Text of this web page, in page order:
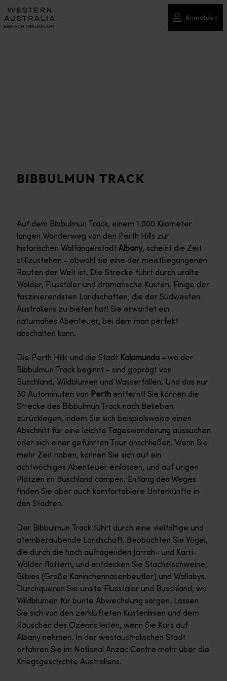
Anmelden
BIBBULMUN TRACK
Auf dem Bibbulmun Track, einem 1.000 Kilometer
langen Wanderweg von den Perth Hills zur
historischen Walfängerstadt Albany, scheint die Zeit
stillzustehen - obwohl sie eine der meistbegangenen
Routen der Welt ist. Die Strecke führt durch uralte
Wälder, Flusstäler und dramatische Küsten. Einige der
faszinierendsten Landschaften, die der Südwesten
Australiens zu bieten hat! Sie erwartet ein
naturnahes Abenteuer, bei dem man perfekt
abschalten kann.
Die Perth Hills und die Stadt Kalamunda- wo der
Bibbulmun Track beginnt - sind geprägt von
Buschland, Wildblumen und Wasserfällen. Und das nur
30 Autominuten von Perthentfernt! Sie können die
Strecke des Bibbulmun Track nach Belieben
zurücklegen, indem Sie sich beispielsweise einen
Abschnitt für eine leichte Tageswanderung aussuchen
oder sich einer geführten Tour anschließen. Wenn Sie
mehr Zeit haben, können Sie sich auf ein
achtwöchiges Abenteuer einlassen, und auf urigen
Plätzen im Buschland campen. Entlang des Weges
finden Sie aber auch komfortablere Unterkünfte in
den Städten.
Der Bibbulmun Track führt durch eine vielfältige und
atemberaubende Landschaft. Beobachten Sie Vögel,
die durch die hoch aufragenden Jarrah- und Karri-
Wälder flattern, und entdecken Sie Stachelschweine,
Bilbies (Große Kaninchennasenbeutler) und Wallabys.
Durchqueren Sie uralte Flusstäler und Buschland, wo
Wildblumen für bunte Abwechslung sorgen. Lassen
Sie sich von den zerklüfteten Küstenlinien und dem
Rauschen des Ozeans leiten, wenn Sie Kurs auf
Albany nehmen. In der westaustralischen Stadt
erfahren Sie im National Anzac Centre mehr über die
Kriegsgeschichte Australiens.